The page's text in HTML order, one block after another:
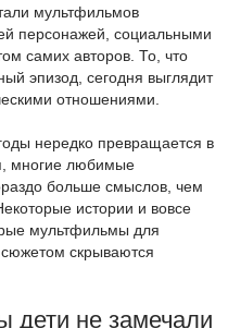
мультфильмов
персонажей, социальными
самих авторов. То, что
эпизод, сегодня выглядит
отношениями.
нередко превращается в
многие любимые
больше смыслов, чем
истории и вовсе
мультфильмы для
скрываются
дети не замечали